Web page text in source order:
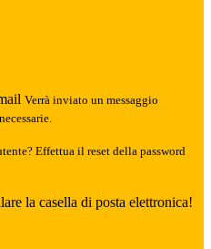
Verrà inviato un messaggio
Effettua il reset della password
la casella di posta elettronica!